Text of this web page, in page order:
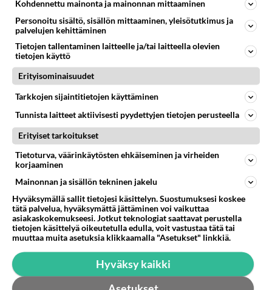
https://yle.fi/a/74-20239449 Perussuomalaisilla hurja- ja ylivoimaisesti suurin nousu tässä uudessa Ylen gallupissa. Kyl
657
Anteeksi arkuuteni
Osallistu keskusteluun
Muistatko Mikkelin panttivankidraaman?
Jos SDP ei voita reilusti, persut kumoavat demokratian Suomesta
Uuden TTK-juontajan ympärillä epätietoisuus sakenee - Nyt MTV hämmentää soppaa
Mitä tuot pöytään parisuhteessa? 456
Kohdennettu mainonta ja mainonnan mittaaminen
Personoitu sisältö, sisällön mittaaminen, yleisötutkimus ja
palvelujen kehittäminen
Tietojen tallentaminen laitteelle ja/tai laitteella olevien
tietojen käyttö
Erityisominaisuudet
Tarkkojen sijaintitietojen käyttäminen
Tunnista laitteet aktiivisesti pyydettyjen tietojen perusteella
Erityiset tarkoitukset
Tietoturva, väärinkäytösten ehkäiseminen ja virheiden
korjaaminen
Mainonnan ja sisällön tekninen jakelu
Hyväksymällä sallit tietojesi käsittelyn. Suostumuksesi koskee
tätä palvelua, hyväksymättä jättäminen voi vaikuttaa
asiakaskokemukseesi. Jotkut teknologiat saattavat perustella
tietojen käsittelyä oikeutetulla edulla, voit vastustaa tätä tai
muuttaa muita asetuksia klikkaamalla "Asetukset" linkkiä.
Hyväksy kaikki